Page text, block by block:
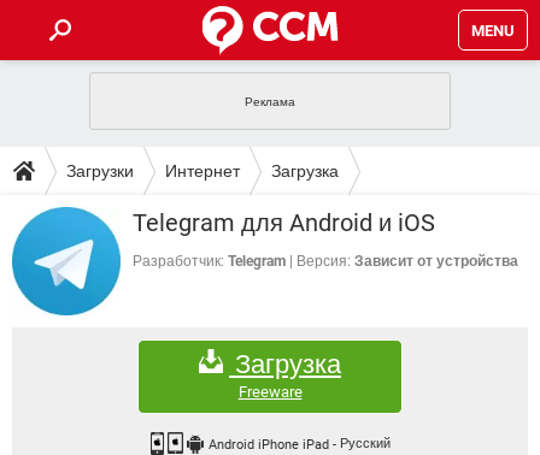
MENU
INSTAGRAM FACEBOOK
ИГРЫ WINDOWS 10
ВКОНТАКТЕ ВИДЕО
GOOGLE
ПОЛЕЗНЫЕ СОВЕТЫ
TIKTOK TELEGRAM
WHATSAPP
FACEBOOK
GOOGLE
ЗАГРУЗКИ
TIKTOK TELEGRAM
WHATSAPP
ИГРЫ
ВКОНТАКТЕ
ФОРУМ
INSTAGRAM
ИГРЫ
ВКОНТАКТЕ
ЭНЦИКЛОПЕДИЯ
TELEGRAM
Загрузки Интернет Загрузка
Telegram для Android и iOS
Разработчик: Telegram Версия: Зависит от устройства
Загрузка
Freeware
Android iPhone iPad - Русский